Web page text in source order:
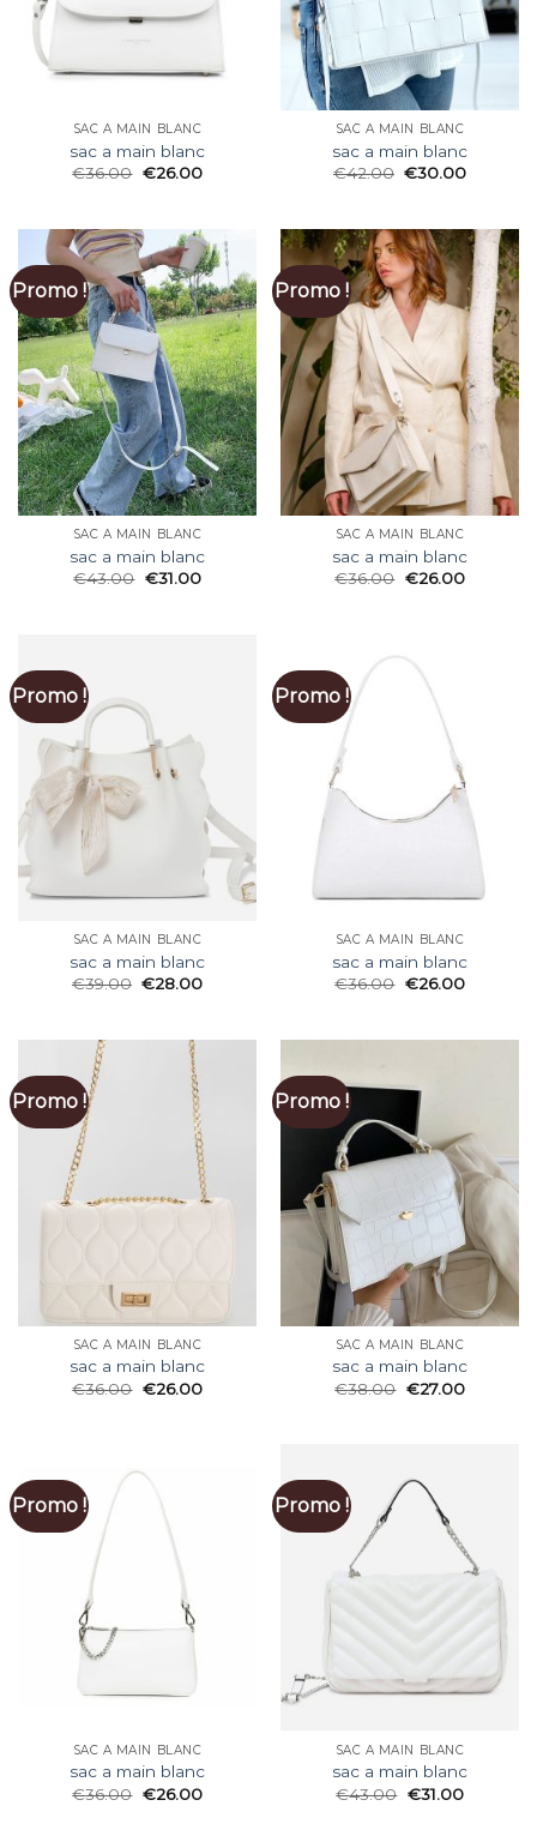
SAC A MAIN BLANC
sac a main blanc
€36.00 €26.00
SAC A MAIN BLANC
sac a main blanc
€42.00 €30.00
Promo !
SAC A MAIN BLANC
sac a main blanc
€43.00 €31.00
Promo !
SAC A MAIN BLANC
sac a main blanc
€36.00 €26.00
Promo !
SAC A MAIN BLANC
sac a main blanc
€39.00 €28.00
Promo !
SAC A MAIN BLANC
sac a main blanc
€36.00 €26.00
Promo !
SAC A MAIN BLANC
sac a main blanc
€36.00 €26.00
Promo !
SAC A MAIN BLANC
sac a main blanc
€38.00 €27.00
Promo !
SAC A MAIN BLANC
sac a main blanc
€36.00 €26.00
Promo !
SAC A MAIN BLANC
sac a main blanc
€43.00 €31.00